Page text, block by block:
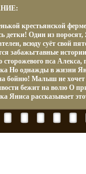
крестьянской
детки! Один из
всюду суёт свой
забажьгтавные
сторожевого пса
Но однажды в жизни
бойню! Малыш не хочет
бежит на волю О
Яниса рассказывает